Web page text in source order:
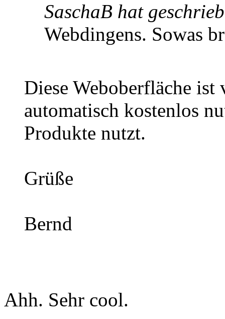
SaschaB hat
Webdingens. Sowas
Diese Weboberfläche
automatisch kostenlos
Produkte nutzt.
Grüße
Bernd
Ahh. Sehr cool.